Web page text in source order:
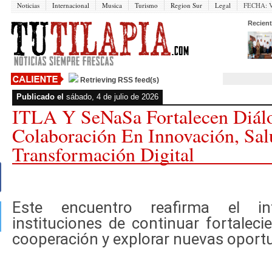
Noticias Internacional Musica Turismo Region Sur Legal FECHA:
Retrieving RSS feed(s)
Publicado el sábado, 4 de julio de 2026
ITLA Y SeNaSa Fortalecen
Colaboración En Innovación,
Transformación Digital
Este encuentro reafirma el
instituciones de continuar
cooperación y explorar nuevas